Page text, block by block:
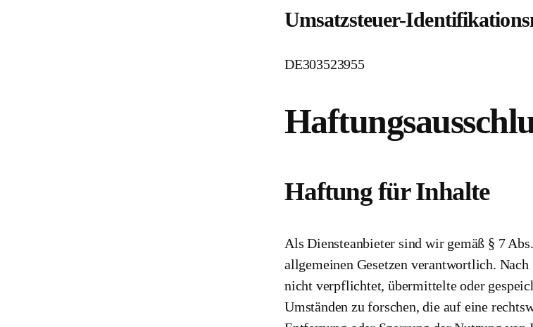
Umsatzsteuer-
DE303523955
Haftung für Inhalte
Als Diensteanbieter sind wir gemäß § 7
allgemeinen Gesetzen verantwortlich.
nicht verpflichtet, übermittelte oder
Umständen zu forschen, die auf eine